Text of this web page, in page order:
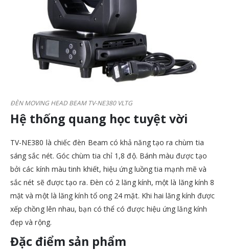
ĐÈN MOVING HEAD BEAM TV-NE380 VLTG
Hệ thống quang học tuyệt vời
TV-NE380 là chiếc đèn Beam có khả năng tạo ra chùm tia
sáng sắc nét. Góc chùm tia chỉ 1,8 độ. Bánh màu được tạo
bởi các kính màu tinh khiết, hiệu ứng luồng tia mạnh mẽ và
sắc nét sẽ được tạo ra. Đèn có 2 lăng kính, một là lăng kính 8
mặt và một là lăng kính tổ ong 24 mặt. Khi hai lăng kính được
xếp chồng lên nhau, bạn có thể có được hiệu ứng lăng kính
đẹp và rộng.
Đặc điểm sản phẩm